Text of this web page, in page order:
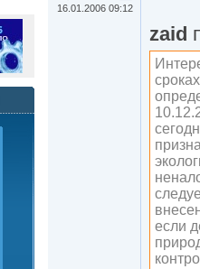
16.01.2006 09:12
zaid
если